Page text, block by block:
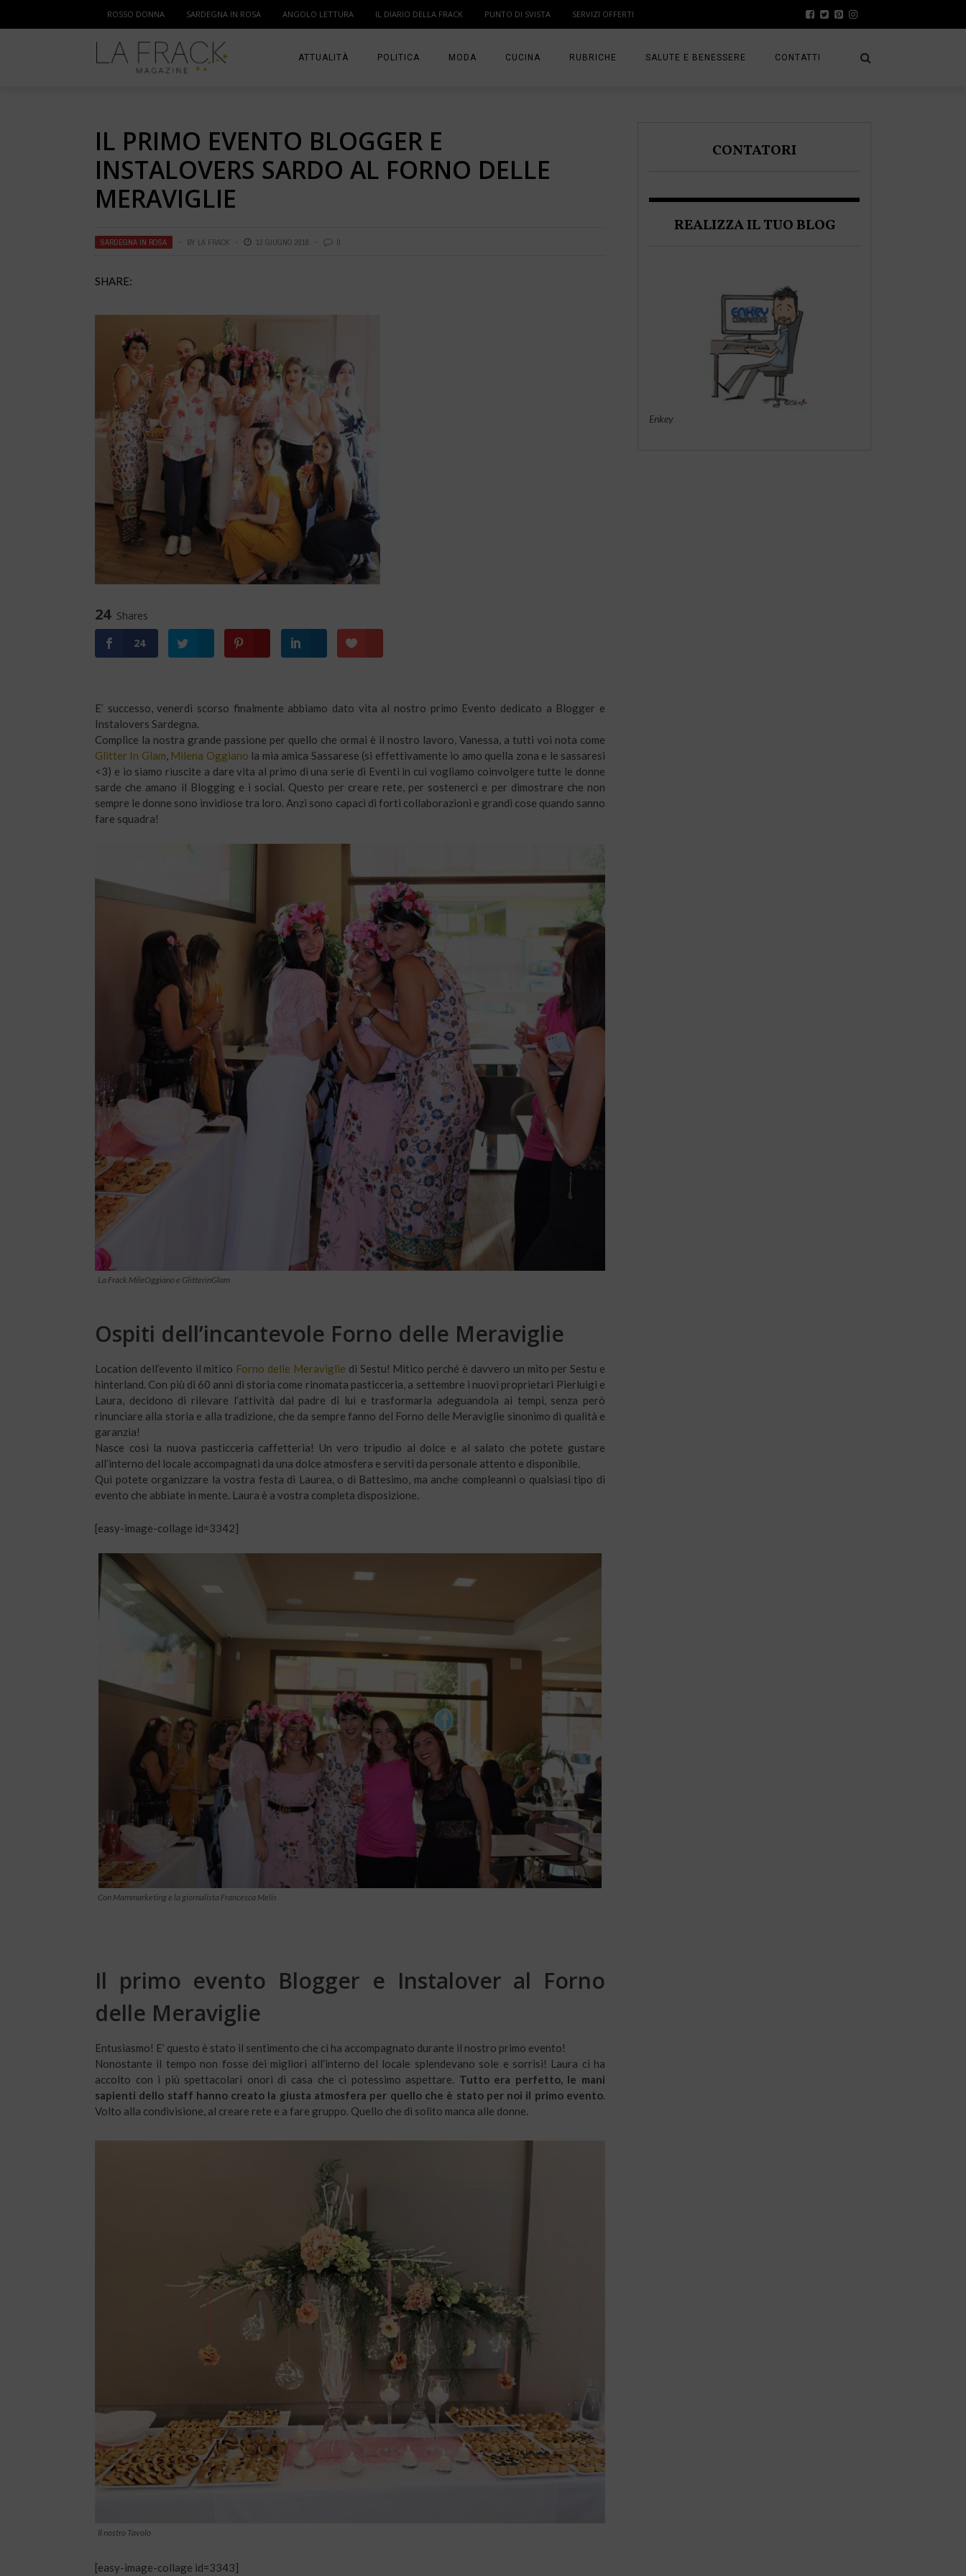
ROSSO DONNA SARDEGNA IN ROSA ANGOLO LETTURA IL DIARIO DELLA FRACK PUNTO DI SVISTA SERVIZI OFFERTI
ATTUALITÀ
MAMMA
POLITICA MODA CUCINA RUBRICHE
TI PRESENTO UNA BLOGGER
SALUTE E BENESSERE CONTATTI
IL PRIMO EVENTO BLOGGER E
INSTALOVERS SARDO AL FORNO DELLE
MERAVIGLIE
SARDEGNA IN ROSA BY LA FRACK 13 GIUGNO 2018 0
SHARE:
24 Shares
24
E’ successo, venerdì scorso finalmente abbiamo dato vita al nostro primo Evento dedicato a Blogger e
Instalovers Sardegna.
Complice la nostra grande passione per quello che ormai è il nostro lavoro, Vanessa, a tutti voi nota come
Glitter In Glam, Milena Oggiano la mia amica Sassarese (si effettivamente io amo quella zona e le sassaresi
<3) e io siamo riuscite a dare vita al primo di una serie di Eventi in cui vogliamo coinvolgere tutte le donne
sarde che amano il Blogging e i social. Questo per creare rete, per sostenerci e per dimostrare che non
sempre le donne sono invidiose tra loro. Anzi sono capaci di forti collaborazioni e grandi cose quando sanno
fare squadra!
La Frack MileOggiano e GlitterinGlam
Ospiti dell’incantevole Forno delle Meraviglie
Location dell’evento il mitico Forno delle Meraviglie di Sestu! Mitico perché è davvero un mito per Sestu e
hinterland. Con più di 60 anni di storia come rinomata pasticceria, a settembre i nuovi proprietari Pierluigi e
Laura, decidono di rilevare l’attività dal padre di lui e trasformarla adeguandola ai tempi, senza però
rinunciare alla storia e alla tradizione, che da sempre fanno del Forno delle Meraviglie sinonimo di qualità e
garanzia!
Nasce così la nuova pasticceria caffetteria! Un vero tripudio al dolce e al salato che potete gustare
all’interno del locale accompagnati da una dolce atmosfera e serviti da personale attento e disponibile.
Qui potete organizzare la vostra festa di Laurea, o di Battesimo, ma anche compleanni o qualsiasi tipo di
evento che abbiate in mente. Laura è a vostra completa disposizione.
[easy-image-collage id=3342]
Con Mammarketing e la giornalista Francesca Melis
Il primo evento Blogger e Instalover al Forno
delle Meraviglie
Entusiasmo! E’ questo è stato il sentimento che ci ha accompagnato durante il nostro primo evento!
Nonostante il tempo non fosse dei migliori all’interno del locale splendevano sole e sorrisi! Laura ci ha
accolto con i più spettacolari onori di casa che ci potessimo aspettare. Tutto era perfetto, le mani
sapienti dello staff hanno creato la giusta atmosfera per quello che è stato per noi il primo evento.
Volto alla condivisione, al creare rete e a fare gruppo. Quello che di solito manca alle donne.
Il nostro Tavolo
[easy-image-collage id=3343]
CONTATORI
REALIZZA IL TUO BLOG
Enkey